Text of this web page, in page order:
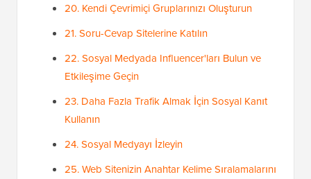
20. Kendi Çevrimiçi Gruplarınızı Oluşturun
21. Soru-Cevap Sitelerine Katılın
22. Sosyal Medyada Influencer'ları Bulun ve
Etkileşime Geçin
23. Daha Fazla Trafik Almak İçin Sosyal Kanıt
Kullanın
24. Sosyal Medyayı İzleyin
25. Web Sitenizin Anahtar Kelime Sıralamalarını